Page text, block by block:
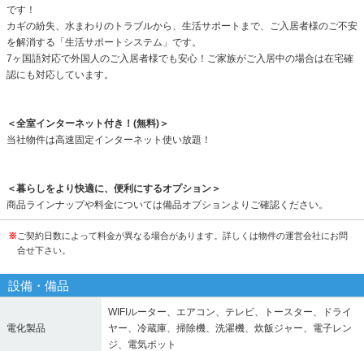
です！
カギの紛失、水まわりのトラブルから、生活サポートまで、ご入居者様のご不安
を解消する「生活サポートシステム」です。
7ヶ国語対応で外国人のご入居者様でも安心！ご家族がご入居中の場合は在宅確
認にも対応しています。
＜全室インターネット付き！(無料)＞
当社物件は高速固定インターネット使い放題！
＜暮らしをより快適に、便利にするオプション＞
商品ラインナップや料金については備品オプションよりご確認ください。
※ ご契約日数によって料金が異なる場合があります。詳しくは物件の運営会社にお問
合せ下さい。
設備・備品
電化製品
WIFIルーター、エアコン、テレビ、トースター、ドライ
ヤー、冷蔵庫、掃除機、洗濯機、炊飯ジャー、電子レン
ジ、電気ポット